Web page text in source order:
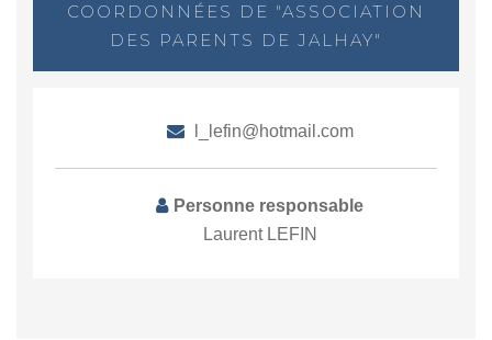
COORDONNÉES DE "ASSOCIATION
DES PARENTS DE JALHAY"
l_lefin@hotmail.com
Personne responsable
Laurent LEFIN